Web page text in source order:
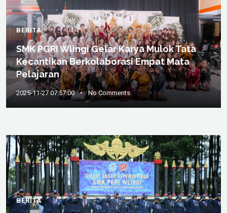
BERITA
SMK PGRI Wlingi Gelar Karya Mulok Tata
Kecantikan Berkolaborasi Empat Mata
Pelajaran
2025-11-27 07:57:00 • No Comments
BERITA